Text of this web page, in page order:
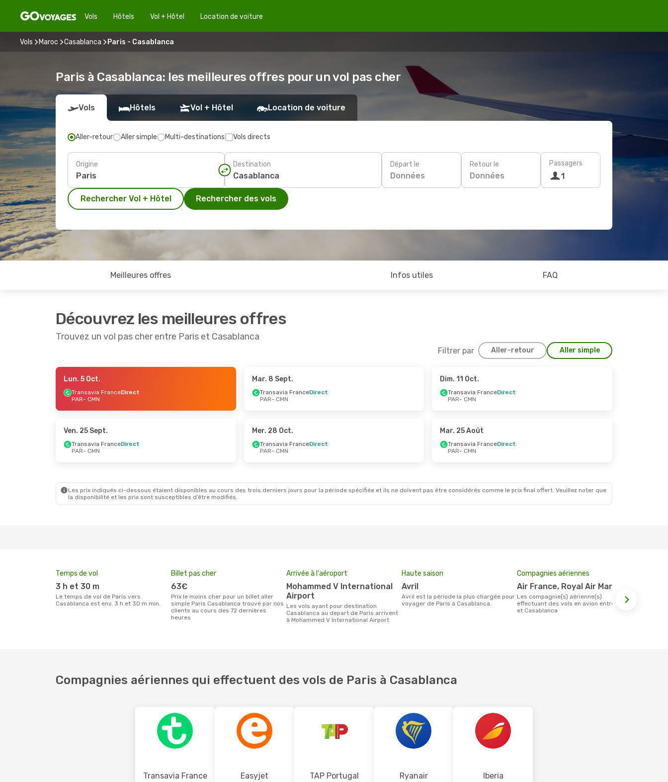
Vols Hôtels Vol + Hôtel Location de voiture
Vols Maroc Casablanca Paris - Casablanca
Paris à Casablanca: les meilleures offres pour un vol pas cher
Vols Hôtels Vol + Hôtel Location de voiture
Aller-retour Aller simple Multi-destinations Vols directs
Origine Destination Départ le
Données
Retour le
Données
Passagers
1
Rechercher Vol + Hôtel Rechercher des vols
Meilleures offres Infos utiles FAQ
Découvrez les meilleures offres
Trouvez un vol pas cher entre Paris et Casablanca
Filtrer par Aller-retour Aller simple
- Lun. 21 Sept.
Direct
- Mer. 7 Oct.
Direct
- Mer. 21 Oct.
Direct
- Mar. 15 Sept. - Mer. 21 Oct.
CMN
- Ven. 4 Sept.
CMN
- PAR
Lun. 5 Oct.
Transavia FranceDirect
PAR- CMN
Mar. 8 Sept.
Transavia FranceDirect
PAR- CMN
Dim. 11 Oct.
Transavia FranceDirect
PAR- CMN
Ven. 25 Sept.
Transavia FranceDirect
PAR- CMN
Mer. 28 Oct.
Transavia FranceDirect
PAR- CMN
Mar. 25 Août
Transavia FranceDirect
PAR- CMN
Les prix indiqués ci-dessous étaient disponibles au cours des trois derniers jours pour la période spécifiée et ils ne doivent pas être considérés comme le prix final offert. Veuillez noter que
la disponibilité et les prix sont susceptibles d’être modifiés.
Temps de vol
3 h et 30 m
Le temps de vol de Paris vers
Casablanca est env. 3 h et 30 m min.
Billet pas cher
63€
Prix le moins cher pour un billet aller
simple Paris Casablanca trouvé par nos
clients au cours des 72 dernières
heures
Arrivée à l'aéroport
Mohammed V International
Airport
Les vols ayant pour destination
Casablanca au depart de Paris arrivent
à Mohammed V International Airport
Haute saison
avril
avril est la période la plus chargée pour
voyager de Paris à Casablanca.
Compagnies aériennes
Air France, Royal Air Maroc
Les compagnie(s) aérienne(s)
effectuant des vols en avion entre Paris
et Casablanca
Compagnies aériennes qui effectuent des vols de Paris à Casablanca
Transavia France Easyjet TAP Portugal Ryanair Iberia